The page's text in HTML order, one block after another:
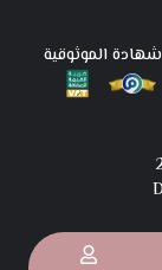
شهادة الموثوقية